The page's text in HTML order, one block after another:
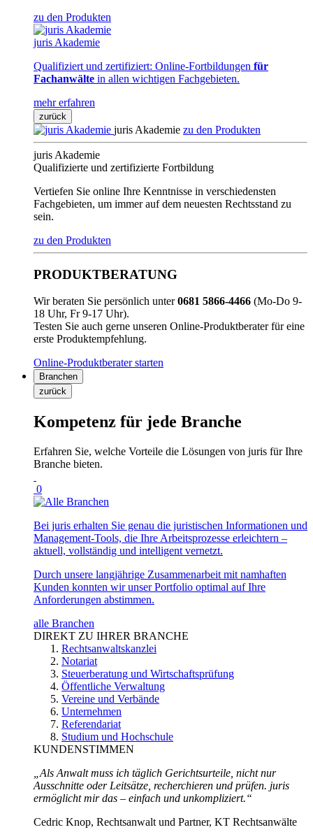
zu den Produkten
juris Akademie
Qualifiziert und zertifiziert: Online-Fortbildungen für
Fachanwälte in allen wichtigen Fachgebieten.
mehr erfahren
zurück
juris Akademie zu den Produkten
juris Akademie
Qualifizierte und zertifizierte Fortbildung
Vertiefen Sie online Ihre Kenntnisse in verschiedensten
Fachgebieten, um immer auf dem neuesten Rechtsstand zu
sein.
zu den Produkten
PRODUKTBERATUNG
Wir beraten Sie persönlich unter0681 5866-4466 (Mo-Do 9-
18 Uhr, Fr 9-17 Uhr).
Testen Sie auch gerne unseren Online-Produktberater für eine
erste Produktempfehlung.
Online-Produktberater starten
Branchen
zurück
Kompetenz für jede Branche
Erfahren Sie, welche Vorteile die Lösungen von juris für Ihre
Branche bieten.
0
Bei juris erhalten Sie genau die juristischen Informationen und
Management-Tools, die Ihre Arbeitsprozesse erleichtern –
aktuell, vollständig und intelligent vernetzt.
Durch unsere langjährige Zusammenarbeit mit namhaften
Kunden konnten wir unser Portfolio optimal auf Ihre
Anforderungen abstimmen.
alle Branchen
DIREKT ZU IHRER BRANCHE
Rechtsanwaltskanzlei
Notariat
Steuerberatung und Wirtschaftsprüfung
Öffentliche Verwaltung
Vereine und Verbände
Unternehmen
Referendariat
Studium und Hochschule
KUNDENSTIMMEN
„Als Anwalt muss ich täglich Gerichtsurteile, nicht nur
Ausschnitte oder Leitsätze, recherchieren und prüfen. juris
ermöglicht mir das – einfach und unkompliziert.“
Cedric Knop, Rechtsanwalt und Partner, KT Rechtsanwälte